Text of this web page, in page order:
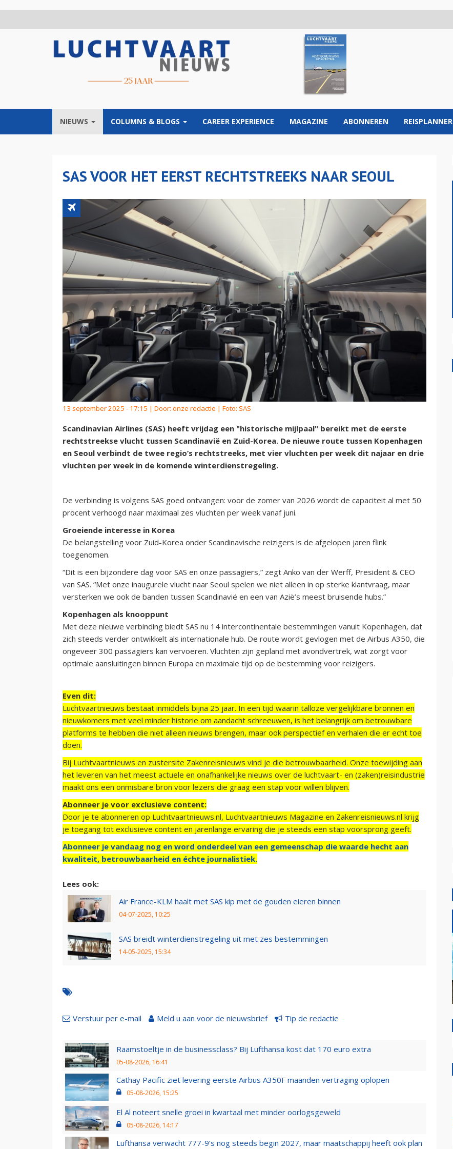
NIEUWS COLUMNS & BLOGS CAREER EXPERIENCE MAGAZINE ABONNEREN REISPLANNER
SAS VOOR HET EERST RECHTSTREEKS NAAR SEOUL
13 september 2025 - 17:15 | Door: onze redactie | Foto: SAS
Scandinavian Airlines (SAS) heeft vrijdag een "historische mijlpaal" bereikt met de eerste
rechtstreekse vlucht tussen Scandinavië en Zuid-Korea. De nieuwe route tussen Kopenhagen
en Seoul verbindt de twee regio’s rechtstreeks, met vier vluchten per week dit najaar en drie
vluchten per week in de komende winterdienstregeling.
De verbinding is volgens SAS goed ontvangen: voor de zomer van 2026 wordt de capaciteit al met 50
procent verhoogd naar maximaal zes vluchten per week vanaf juni.
Groeiende interesse in Korea
De belangstelling voor Zuid-Korea onder Scandinavische reizigers is de afgelopen jaren flink
toegenomen.
“Dit is een bijzondere dag voor SAS en onze passagiers,” zegt Anko van der Werff, President & CEO
van SAS. “Met onze inaugurele vlucht naar Seoul spelen we niet alleen in op sterke klantvraag, maar
versterken we ook de banden tussen Scandinavië en een van Azië’s meest bruisende hubs.”
Kopenhagen als knooppunt
Met deze nieuwe verbinding biedt SAS nu 14 intercontinentale bestemmingen vanuit Kopenhagen, dat
zich steeds verder ontwikkelt als internationale hub. De route wordt gevlogen met de Airbus A350, die
ongeveer 300 passagiers kan vervoeren. Vluchten zijn gepland met avondvertrek, wat zorgt voor
optimale aansluitingen binnen Europa en maximale tijd op de bestemming voor reizigers.
Even dit:
Luchtvaartnieuws bestaat inmiddels bijna 25 jaar. In een tijd waarin talloze vergelijkbare bronnen en
nieuwkomers met veel minder historie om aandacht schreeuwen, is het belangrijk om betrouwbare
platforms te hebben die niet alleen nieuws brengen, maar ook perspectief en verhalen die er echt toe
doen.
Bij Luchtvaartnieuws en zustersite Zakenreisnieuws vind je die betrouwbaarheid. Onze toewijding aan
het leveren van het meest actuele en onafhankelijke nieuws over de luchtvaart- en (zaken)reisindustrie
maakt ons een onmisbare bron voor lezers die graag een stap voor willen blijven.
Abonneer je voor exclusieve content:
Door je te abonneren op Luchtvaartnieuws.nl, Luchtvaartnieuws Magazine en Zakenreisnieuws.nl krijg
je toegang tot exclusieve content en jarenlange ervaring die je steeds een stap voorsprong geeft.
Abonneer je vandaag nog en word onderdeel van een gemeenschap die waarde hecht aan
kwaliteit, betrouwbaarheid en échte journalistiek.
Lees ook:
Air France-KLM haalt met SAS kip met de gouden eieren binnen
04-07-2025, 10:25
SAS breidt winterdienstregeling uit met zes bestemmingen
14-05-2025, 15:34
Verstuur per e-mail Meld u aan voor de nieuwsbrief Tip de redactie
Raamstoeltje in de businessclass? Bij Lufthansa kost dat 170 euro extra
05-08-2026, 16:41
Cathay Pacific ziet levering eerste Airbus A350F maanden vertraging oplopen
05-08-2026, 15:25
El Al noteert snelle groei in kwartaal met minder oorlogsgeweld
05-08-2026, 14:17
Lufthansa verwacht 777-9’s nog steeds begin 2027, maar maatschappij heeft ook plan